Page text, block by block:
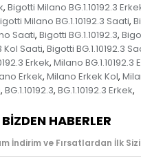
, Bigotti Milano BG.1.10192.3
Milano BG.1.10192.3 Saati,
Saati, Bigotti BG.1.10192.3,
Kol Saati, Bigotti BG.1.10192.3
Erkek, Milano BG.1.10192.3
Erkek, Milano Erkek Kol,
, BG.1.10192.3, BG.1.10192.3 Erkek,
BIZDEN HABERLER
İndirim ve Fırsatlardan İlk